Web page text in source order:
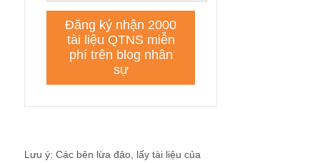
Lưu ý: Các bên lừa đảo, lấy tài liệu của